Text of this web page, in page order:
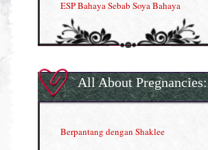
ESP Bahaya Sebab Soya Bahaya
ESP Produk Shaklee Paling HOT
Gla Complex (II)
Herbal Blend the Magic Cream
All About Pregnancies:
Berpantang dengan Shaklee